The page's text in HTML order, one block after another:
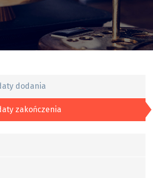
dodania
zakończenia